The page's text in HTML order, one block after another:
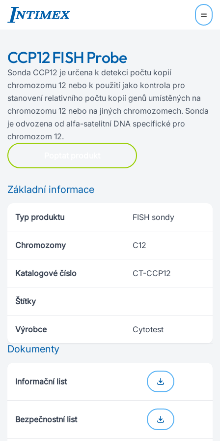
CCP12 FISH Probe
Sonda CCP12 je určena k detekci počtu kopií
chromozomu 12 nebo k použití jako kontrola pro
stanovení relativního počtu kopií genů umístěných na
chromozomu 12 nebo na jiných chromozomech. Sonda
je odvozena od alfa‍-‍satelitní DNA specifické pro
chromozom 12.
Základní informace
Typ produktu FISH sondy
Chromozomy C12
Katalogové číslo CT-CCP12
Štítky
Výrobce Cytotest
Dokumenty
Informační list
Bezpečnostní list